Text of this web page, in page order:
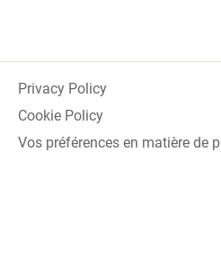
Privacy Policy
Cookie Policy
Vos préférences en matière de